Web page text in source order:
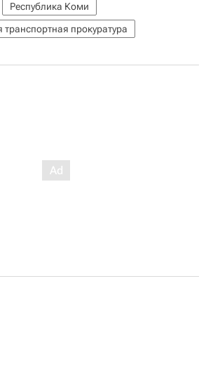
Республика Коми
прокуратура